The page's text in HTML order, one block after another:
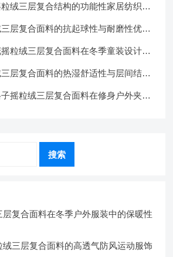
绒三层复合结构的功能性家居纺织品
层复合面料的抗起球性与耐磨性优化
粒绒三层复合面料在冬季童装设计中
层复合面料的热湿舒适性与层间结合
摇粒绒三层复合面料在修身户外夹克
搜索
复合面料在冬季户外服装中的保暖性
三层复合面料的高透气防风运动服饰